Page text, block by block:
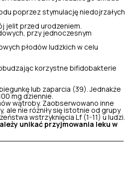
poprzez stymulację niedojrzałych
jelit przed urodzeniem.
przy jednoczesnym
płodów ludzkich w celu
korzystne bifidobakterie
lub zaparcia (39). Jednakże
mg dziennie.
wątroby. Zaobserwowano inne
ale nie różniły się istotnie od grupy
wstrzyknięcia Lf (1-11) u ludzi.
unikać przyjmowania leku w